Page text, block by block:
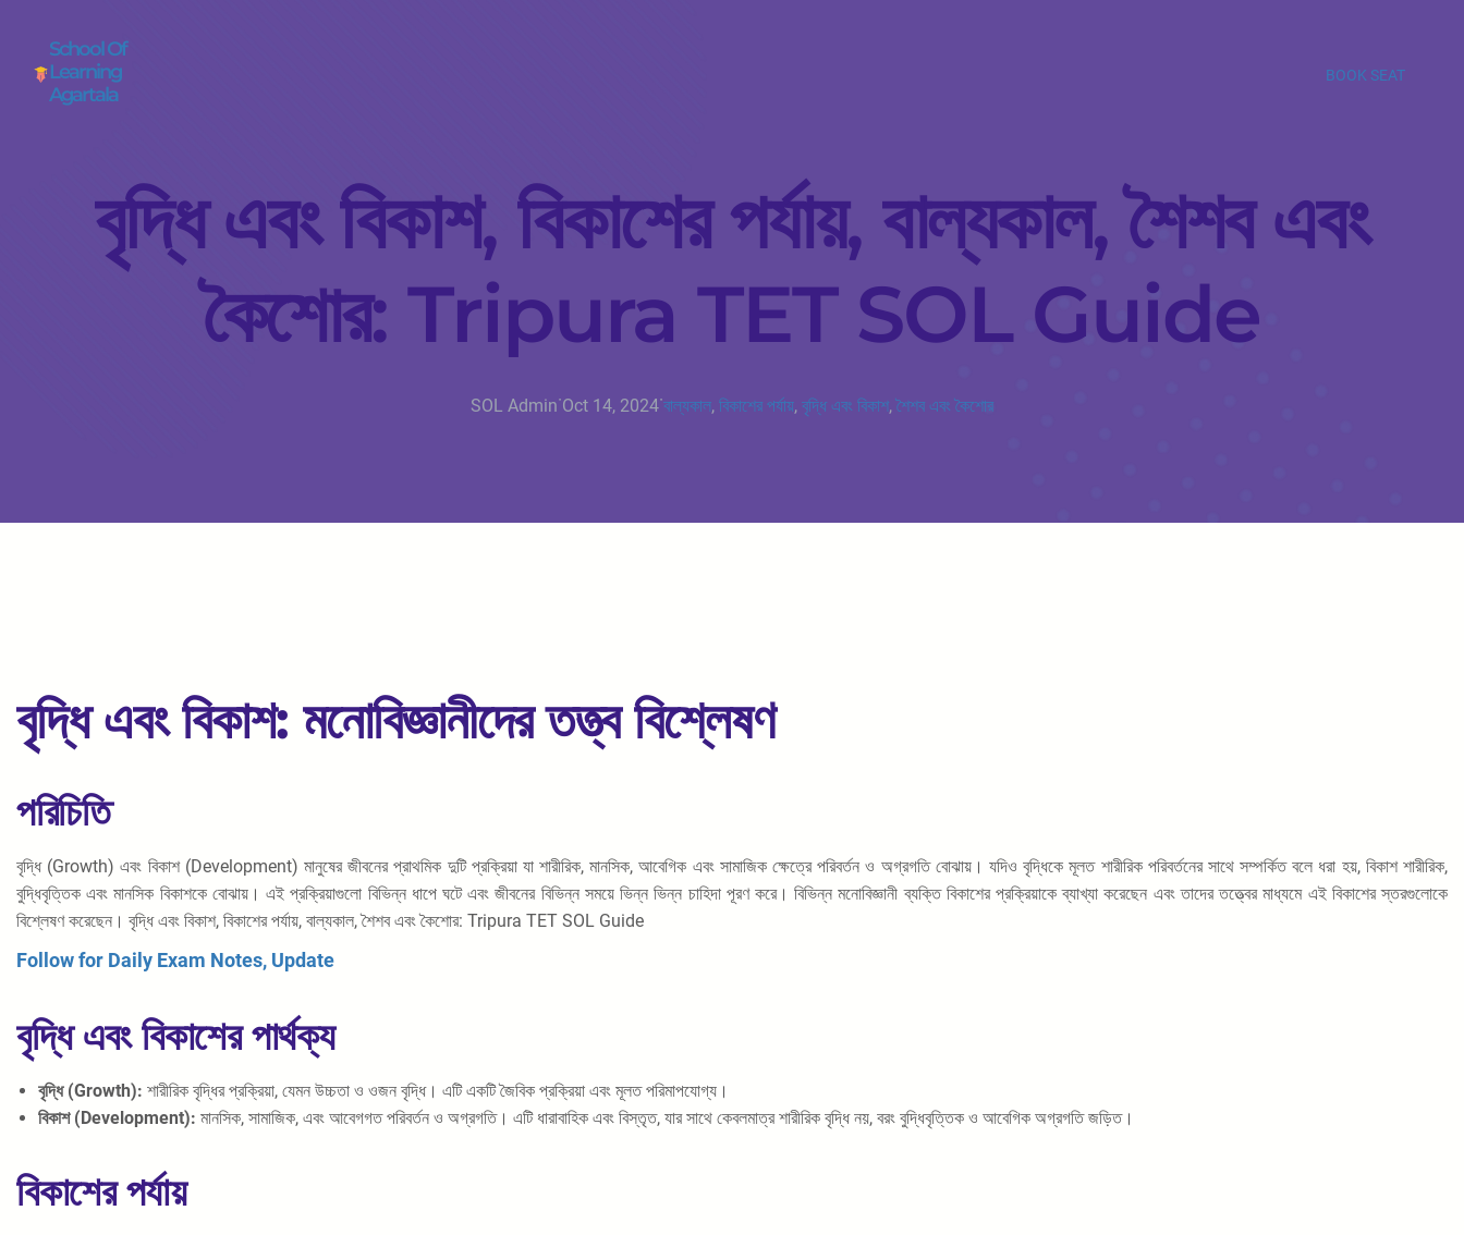
School Of
Learning
Agartala
BOOK SEAT
বৃদ্ধি এবং বিকাশ, বিকাশের পর্যায়, বাল্যকাল, শৈশব এবং
কৈশোর: Tripura TET SOL Guide
SOL Admin·Oct 14, 2024·বাল্যকাল, বিকাশের পর্যায়, বৃদ্ধি এবং বিকাশ, শৈশব এবং কৈশোর
বৃদ্ধি এবং বিকাশ: মনোবিজ্ঞানীদের তত্ত্ব বিশ্লেষণ
পরিচিতি
বৃদ্ধি (Growth) এবং বিকাশ (Development) মানুষের জীবনের প্রাথমিক দুটি প্রক্রিয়া যা শারীরিক, মানসিক, আবেগিক এবং সামাজিক ক্ষেত্রে পরিবর্তন ও অগ্রগতি বোঝায়। যদিও বৃদ্ধিকে মূলত শারীরিক পরিবর্তনের সাথে সম্পর্কিত বলে ধরা হয়, বিকাশ শারীরিক,
বুদ্ধিবৃত্তিক এবং মানসিক বিকাশকে বোঝায়। এই প্রক্রিয়াগুলো বিভিন্ন ধাপে ঘটে এবং জীবনের বিভিন্ন সময়ে ভিন্ন ভিন্ন চাহিদা পূরণ করে। বিভিন্ন মনোবিজ্ঞানী ব্যক্তি বিকাশের প্রক্রিয়াকে ব্যাখ্যা করেছেন এবং তাদের তত্ত্বের মাধ্যমে এই বিকাশের স্তরগুলোকে
বিশ্লেষণ করেছেন। বৃদ্ধি এবং বিকাশ, বিকাশের পর্যায়, বাল্যকাল, শৈশব এবং কৈশোর: Tripura TET SOL Guide
Follow for Daily Exam Notes, Update
বৃদ্ধি এবং বিকাশের পার্থক্য
বৃদ্ধি (Growth): শারীরিক বৃদ্ধির প্রক্রিয়া, যেমন উচ্চতা ও ওজন বৃদ্ধি। এটি একটি জৈবিক প্রক্রিয়া এবং মূলত পরিমাপযোগ্য।
বিকাশ (Development): মানসিক, সামাজিক, এবং আবেগগত পরিবর্তন ও অগ্রগতি। এটি ধারাবাহিক এবং বিস্তৃত, যার সাথে কেবলমাত্র শারীরিক বৃদ্ধি নয়, বরং বুদ্ধিবৃত্তিক ও আবেগিক অগ্রগতি জড়িত।
বিকাশের পর্যায়